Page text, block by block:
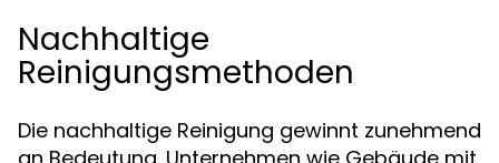
Nachhaltige
Reinigungsmethoden
Die nachhaltige Reinigung gewinnt zunehmend